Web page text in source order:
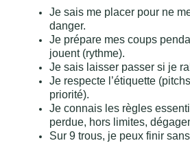
Je sais me placer pour ne
danger.
Je prépare mes coups
jouent (rythme).
Je sais laisser passer si je
Je respecte l’étiquette
priorité).
Je connais les règles
perdue, hors limites,
Sur 9 trous, je peux finir